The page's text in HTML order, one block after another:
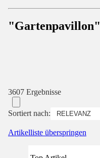
"Gartenpavillon"
3607 Ergebnisse
Sortiert nach:
Artikelliste überspringen